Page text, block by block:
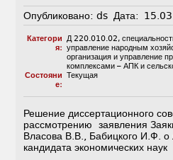
Опубликовано: ds Дата:
Категори
я:
Д 220.010.02,
управление народным
организация и управление
комплексами – АПК и
Состояни
е:
Текущая
Решение диссертационного
рассмотрению заявления
Власова В.В., Бабицкого И.Ф. о
кандидата экономических